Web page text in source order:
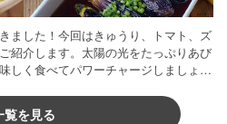
ました！今回はきゅうり、トマト、ズ
紹介します。太陽の光をたっぷりあび
しく食べてパワーチャージしましょう
覧を見る